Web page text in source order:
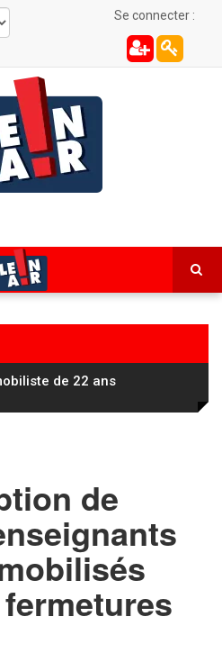
Se connecter :
de 22 ans
de